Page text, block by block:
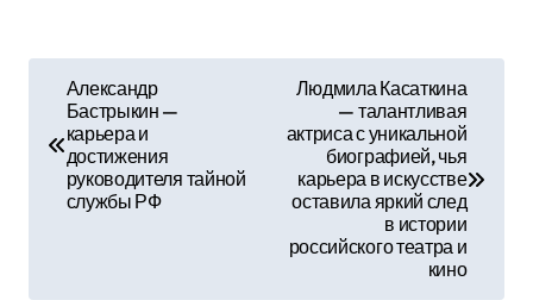
Александр
Бастрыкин —
карьера и
достижения
руководителя тайной
службы РФ
Людмила Касаткина
— талантливая
актриса с уникальной
биографией, чья
карьера в искусстве
оставила яркий след
в истории
российского театра и
кино